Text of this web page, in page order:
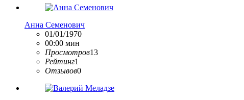
Анна Семенович
01/01/1970
00:00 мин
Просмотров13
Рейтинг1
Отзывов0